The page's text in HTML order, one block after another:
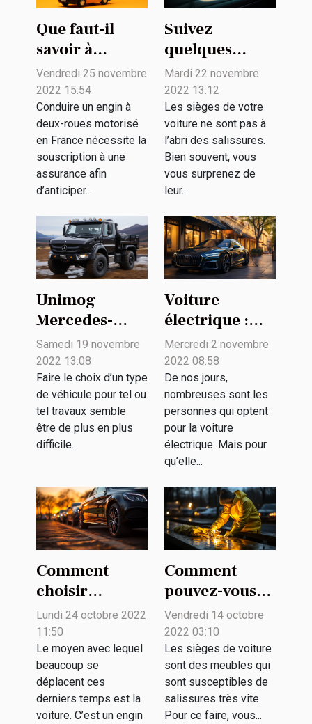
Que faut-il
savoir à
propos de
l’assurance
jeune
conducteur A2
?
Vendredi 25 novembre
2022 15:54
Conduire un engin à
deux-roues motorisé
en France nécessite la
souscription à une
assurance afin
d’anticiper...
Suivez
quelques
conseils
pratiques pour
le nettoyage de
votre véhicule
Mardi 22 novembre
2022 13:12
Les sièges de votre
voiture ne sont pas à
l’abri des salissures.
Bien souvent, vous
vous surprenez de
leur...
Unimog
Mercedes-
Benz :
pourquoi le
préférer ?
Samedi 19 novembre
2022 13:08
Faire le choix d’un type
de véhicule pour tel ou
tel travaux semble
être de plus en plus
difficile...
Voiture
électrique :
quelques
critères pour
choisir la
puissance du
chargeur
Mercredi 2 novembre
2022 08:58
De nos jours,
nombreuses sont les
personnes qui optent
pour la voiture
électrique. Mais pour
qu’elle...
Comment
choisir
l’empattement
d’une voiture ?
Lundi 24 octobre 2022
11:50
Le moyen avec lequel
beaucoup se
déplacent ces
derniers temps est la
voiture. C’est un engin
Comment
pouvez-vous
bien nettoyer
les sièges de
votre voiture ?
Vendredi 14 octobre
2022 03:10
Les sièges de voiture
sont des meubles qui
sont susceptibles de
salissures très vite.
Pour ce faire, vous...